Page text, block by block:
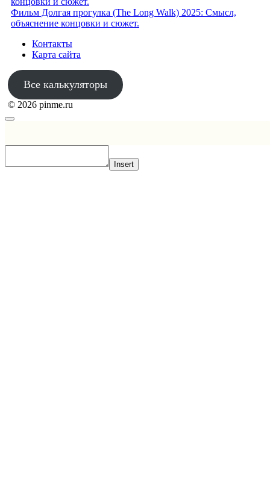
Фильм Долгая прогулка (The Long Walk) 2025: Смысл,
объяснение концовки и сюжет.
Контакты
Карта сайта
Все калькуляторы
© 2026 pinme.ru
Insert